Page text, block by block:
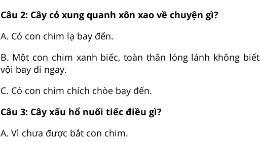
Câu 2: Cây cỏ xung quanh xôn xao về chuyện gì?
A. Có con chim lạ bay đến.
B. Một con chim xanh biếc, toàn thân lóng lánh không
vội bay đi ngay.
C. Có con chim chích chòe bay đến.
Câu 3: Cây xấu hổ nuối tiếc điều gì?
A. Vì chưa được bắt con chim.